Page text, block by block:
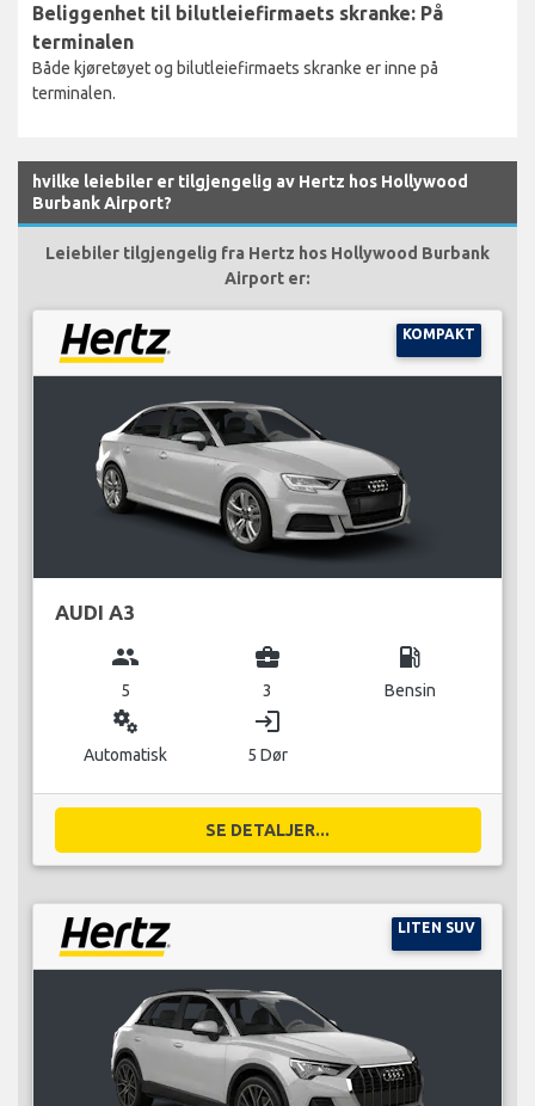
Beliggenhet til bilutleiefirmaets skranke: På
terminalen
Både kjøretøyet og bilutleiefirmaets skranke er inne på
terminalen.
hvilke leiebiler er tilgjengelig av Hertz hos Hollywood
Burbank Airport?
Leiebiler tilgjengelig fra Hertz hos Hollywood Burbank
Airport er:
KOMPAKT
AUDI A3
group
5
business_center
3
local_gas_station
Bensin
miscellaneous_services
Automatisk
login
5 Dør
SE DETALJER...
LITEN SUV